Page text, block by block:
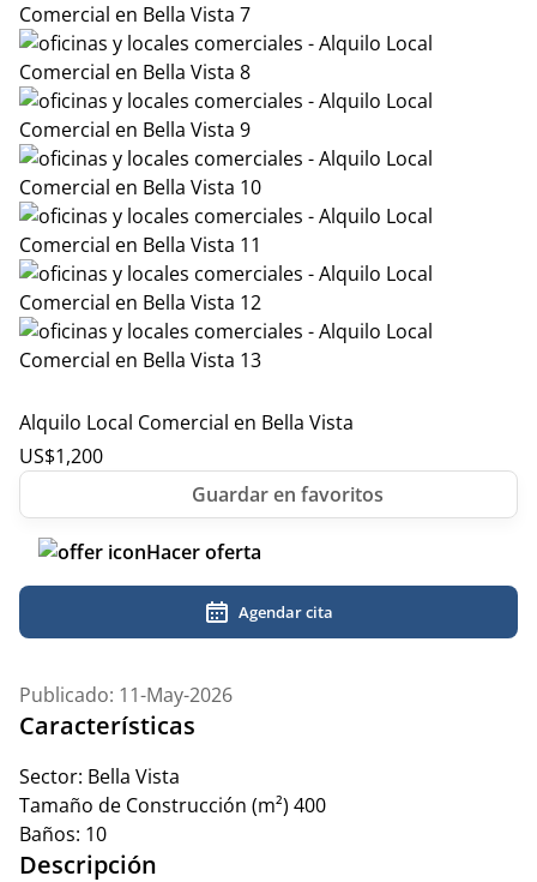
Alquilo Local Comercial en Bella Vista
US$1,200
Hacer oferta
Agendar cita
Publicado: 11-May-2026
Características
Sector: Bella Vista
Tamaño de Construcción (m²) 400
Baños: 10
Descripción